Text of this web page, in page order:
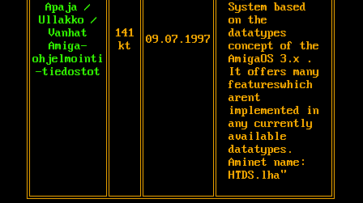
Apaja /
Ullakko /
Vanhat
Amiga-
ohjelmointi
-tiedostot
141
kt
09.07.1997
System based
on the
datatypes
concept of the
AmigaOS 3.x .
It offers many
featureswhich
arent
implemented in
any currently
available
datatypes.
Aminet name:
HTDS.lha"